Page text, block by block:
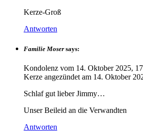
Kerze-Groß
Antworten
Familie Moser says:
Kondolenz vom 14. Oktober 2025,
Kerze angezündet am 14. Oktober
Schlaf gut lieber Jimmy…
Unser Beileid an die Verwandten
Antworten